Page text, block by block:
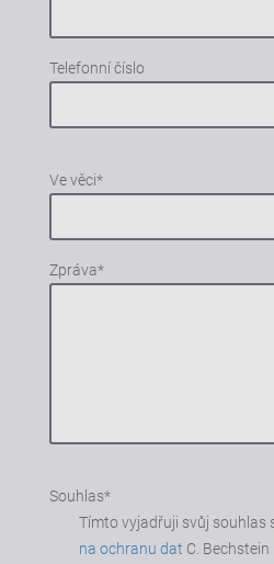
Telefonní číslo
Ve věci*
Zpráva*
Souhlas*
Tímto vyjadřuji svůj souhlas
na ochranu dat C.